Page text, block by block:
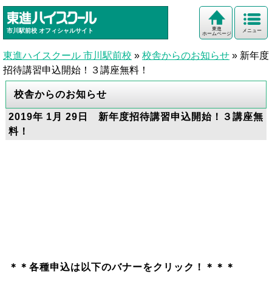
市川駅前校 オフィシャルサイト メニュー
東進
ホームページ
東進ハイスクール 市川駅前校 » 校舎からのお知らせ » 新年度
招待講習申込開始！３講座無料！
校舎からのお知らせ
2019年 1月 29日 新年度招待講習申込開始！３講座無
料！
＊＊各種申込は以下のバナーをクリック！＊＊＊